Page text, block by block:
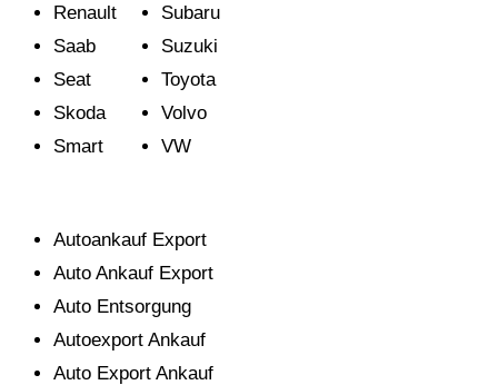
Renault
Saab
Seat
Skoda
Smart
Subaru
Suzuki
Toyota
Volvo
VW
Autoankauf Export
Auto Ankauf Export
Auto Entsorgung
Autoexport Ankauf
Auto Export Ankauf